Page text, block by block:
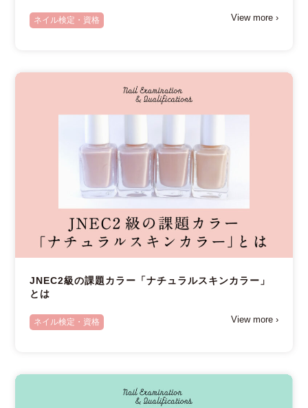
ネイル検定・資格 View more ›
JNEC2級の課題カラー「ナチュラルスキンカラー」
とは
ネイル検定・資格 View more ›